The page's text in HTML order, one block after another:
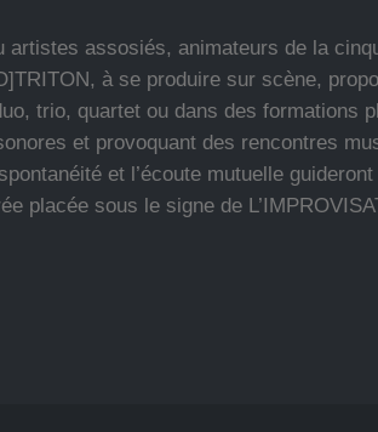
artistes assosiés, animateurs de la
à se produire sur scène,
trio, quartet ou dans des formations
et provoquant des rencontres
et l’écoute mutuelle guideront
placée sous le signe de